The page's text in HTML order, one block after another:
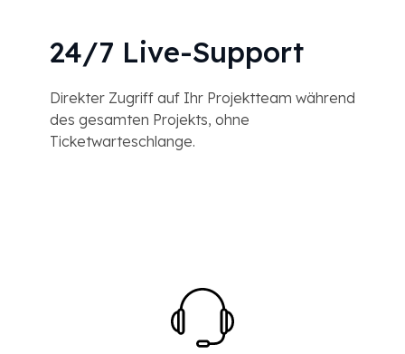
24/7 Live-Support
Direkter Zugriff auf Ihr Projektteam während
des gesamten Projekts, ohne
Ticketwarteschlange.